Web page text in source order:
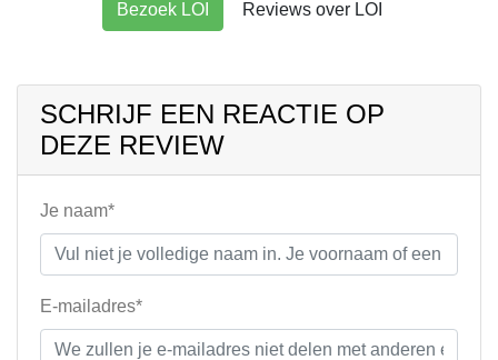
Bezoek LOI Reviews over LOI
SCHRIJF EEN REACTIE OP
DEZE REVIEW
Je naam*
E-mailadres*